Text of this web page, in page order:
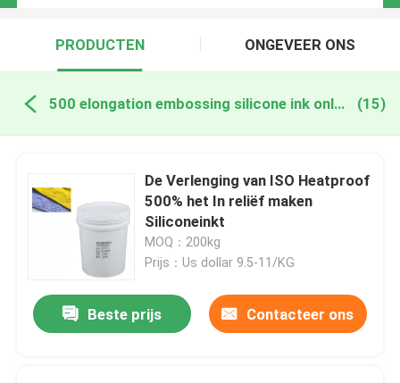
PRODUCTEN ONGEVEER ONS
500 elongation embossing silicone ink online fabricage (15)
De Verlenging van ISO Heatproof
500% het In reliëf maken
Siliconeinkt
MOQ：200kg
Prijs：Us dollar 9.5-11/KG
Beste prijs Contacteer ons